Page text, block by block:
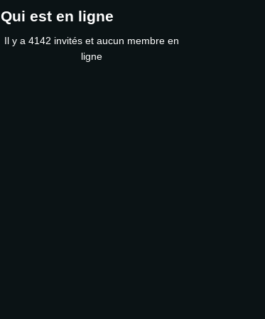
Qui est en ligne
Il y a 4142 invités et aucun membre en
ligne